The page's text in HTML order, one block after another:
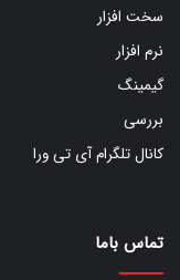
سخت افزار
نرم افزار
گیمینگ
بررسی
کانال تلگرام آی تی ورا
تماس باما